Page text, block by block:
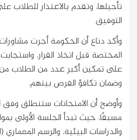
تأجيلها، وتقدم بالاعتذار للطلاب
التوفيق.
وأكد دناع أن الحكومة أجرت
المختصة قبل اتخاذ القرار،
على تمكين أكبر عدد من الطلاب
وضمان تكافؤ الفرص بينهم.
وأوضح أن الامتحانات ستنطلق وفق
مسبقًا، حيث تبدأ الجلسة الأولى
والدراسات البيئية، والرسم